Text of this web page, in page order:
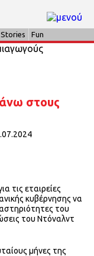
Stories Fun
στους
τις εταιρείες
κυβέρνησης να
του
του Ντόναλντ
μήνες της